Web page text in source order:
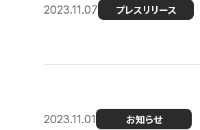
2023.11.07 プレスリリース
2023.11.01 お知らせ